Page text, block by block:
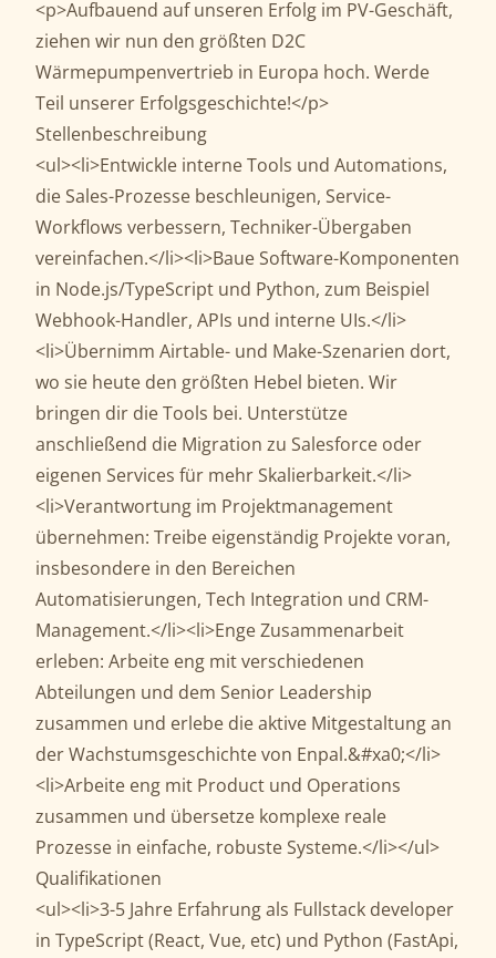
<p>Aufbauend auf unseren Erfolg im PV-Geschäft,
ziehen wir nun den größten D2C
Wärmepumpenvertrieb in Europa hoch. Werde
Teil unserer Erfolgsgeschichte!</p>
Stellenbeschreibung
<ul><li>Entwickle interne Tools und Automations,
die Sales-Prozesse beschleunigen, Service-
Workflows verbessern, Techniker-Übergaben
vereinfachen.</li><li>Baue Software-Komponenten
in Node.js/TypeScript und Python, zum Beispiel
Webhook-Handler, APIs und interne UIs.</li>
<li>Übernimm Airtable- und Make-Szenarien dort,
wo sie heute den größten Hebel bieten. Wir
bringen dir die Tools bei. Unterstütze
anschließend die Migration zu Salesforce oder
eigenen Services für mehr Skalierbarkeit.</li>
<li>Verantwortung im Projektmanagement
übernehmen: Treibe eigenständig Projekte voran,
insbesondere in den Bereichen
Automatisierungen, Tech Integration und CRM-
Management.</li><li>Enge Zusammenarbeit
erleben: Arbeite eng mit verschiedenen
Abteilungen und dem Senior Leadership
zusammen und erlebe die aktive Mitgestaltung an
der Wachstumsgeschichte von Enpal.&#xa0;</li>
<li>Arbeite eng mit Product und Operations
zusammen und übersetze komplexe reale
Prozesse in einfache, robuste Systeme.</li></ul>
Qualifikationen
<ul><li>3-5 Jahre Erfahrung als Fullstack developer
in TypeScript (React, Vue, etc) und Python (FastApi,